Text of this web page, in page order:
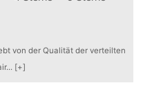
von der Qualität der verteilten
... [+]